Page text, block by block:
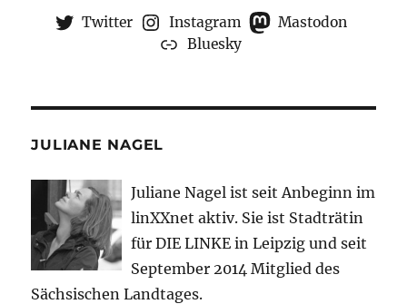
Twitter Instagram
Mastodon
Bluesky
JULIANE NAGEL
Juliane Nagel ist seit Anbeginn im
linXXnet aktiv. Sie ist Stadträtin
für DIE LINKE in Leipzig und seit
September 2014 Mitglied des
Sächsischen Landtages.